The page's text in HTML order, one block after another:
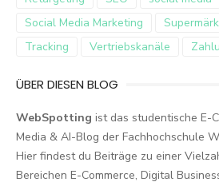
Social Media Marketing
Tracking
Vertriebskanäle
ÜBER DIESEN BLOG
WebSpotting ist das studentische E-
Media & AI-Blog der Fachhochschule
Hier findest du Beiträge zu einer
Bereichen E-Commerce, Digital